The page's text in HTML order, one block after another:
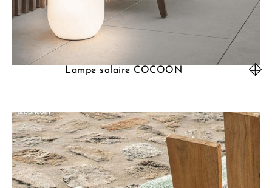
Lampe solaire COCOON